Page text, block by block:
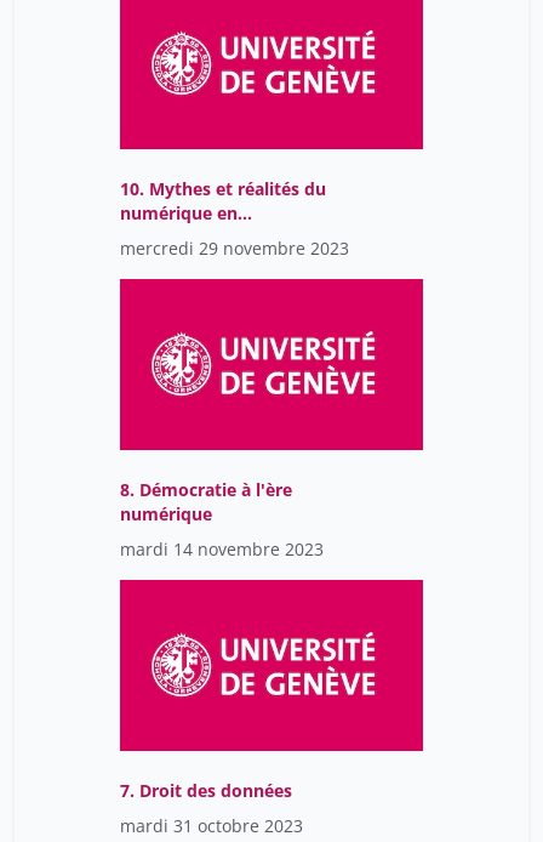
Zara Simon
blanc jan
kenderdine sarah
10. Mythes et réalités du
numérique en
psychologie et sciences
de l'éducation (2023)
mercredi 29 novembre 2023
8. Démocratie à l'ère
numérique
mardi 14 novembre 2023
7. Droit des données
mardi 31 octobre 2023